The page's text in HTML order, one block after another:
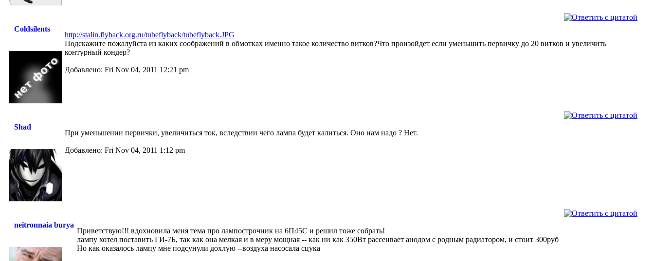
Coldsilents
http://stalin.flyback.org.ru/tubeflyback/tubeflyback.JPG
Подскажите пожалуйста из каких соображений в обмотках именно такое количество витков?Что произойдет если уменьшить первичку до 20 витков и увеличить
контурный кондер?
Добавлено: Fri Nov 04, 2011 12:21 pm
Shad
При уменьшении первички, увеличиться ток, вследствии чего лампа будет калиться. Оно нам надо ? Нет.
Добавлено: Fri Nov 04, 2011 1:12 pm
neitronnaia burya
Приветствую!!! вдохновила меня тема про лампострочник на 6П45С и решил тоже собрать!
лампу хотел поставить ГИ-7Б, так как она мелкая и в меру мощная -- как ни как 350Вт рассеивает анодом с родным радиатором, и стоит 300руб
Но как оказалось лампу мне подсунули дохлую --воздуха насосала сцука